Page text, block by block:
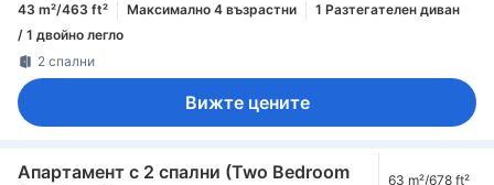
43 m²/463 ft² Максимално 4 възрастни
1 Разтегателен диван
/ 1 двойно легло
2 спални
Вижте цените
Апартамент с 2 спални (Two Bedroom
63 m²/678 ft²